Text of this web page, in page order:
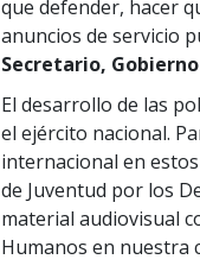
que defender, hacer
anuncios de servicio
Secretario,
El desarrollo de las
el ejército nacional.
internacional en
de Juventud por los
material audiovisual
Humanos en nuestra